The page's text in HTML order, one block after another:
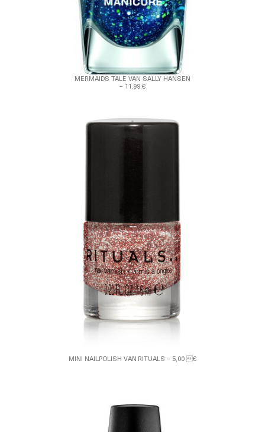
MERMAIDS TALE VAN SALLY HANSEN
– 11,99 €
MINI NAILPOLISH VAN RITUALS – 5,00 €